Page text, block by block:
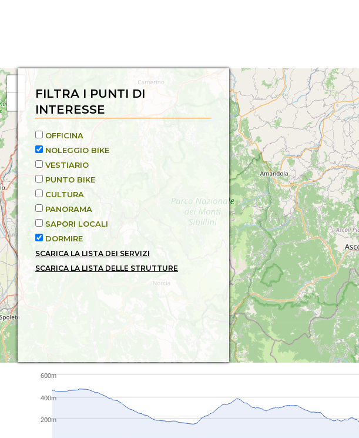
200m
400m
600m
FILTRA I PUNTI DI
INTERESSE
OFFICINA
NOLEGGIO BIKE
VESTIARIO
PUNTO BIKE
CULTURA
PANORAMA
SAPORI LOCALI
DORMIRE
SCARICA LA LISTA DEI SERVIZI
SCARICA LA LISTA DELLE STRUTTURE